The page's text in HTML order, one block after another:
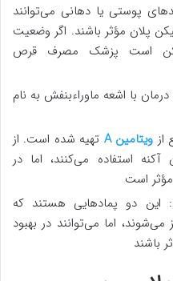
پوستی یا دهانی می‌توانند
پلان مؤثر باشند. اگر وضعیت
است پزشک مصرف قرص
با اشعه ماوراءبنفش به نام
از ویتامین A
تهیه ‌شده است. از
استفاده می‌کنند، اما در
است
: این دو پمادهایی هستند که
می‌شوند، اما می‌توانند در بهبود
باشند